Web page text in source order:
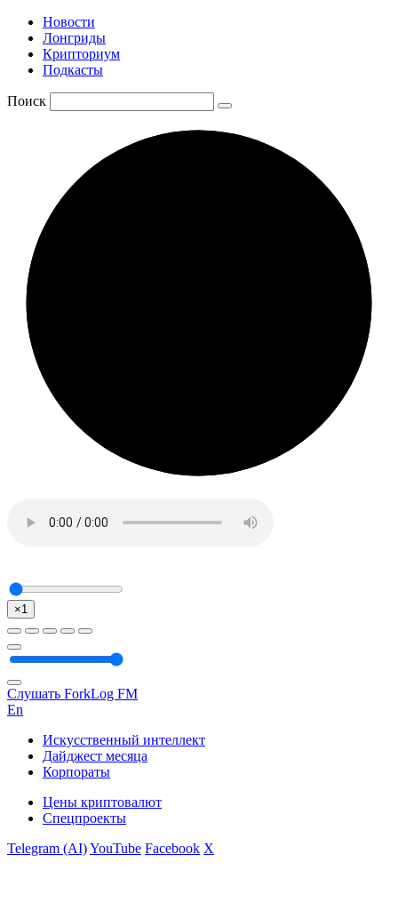
Новости
Лонгриды
Крипториум
Подкасты
Поиск
×1
Слушать ForkLog FM
En
Искусственный интеллект
Дайджест месяца
Корпораты
Цены криптовалют
Спецпроекты
Telegram (AI)YouTube Facebook X